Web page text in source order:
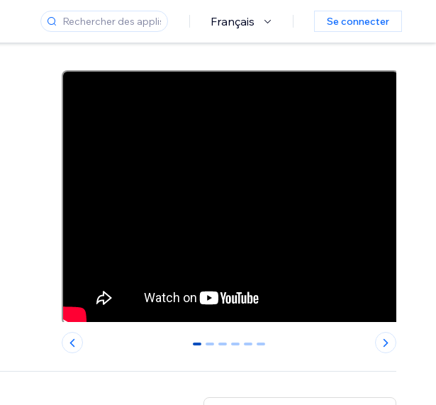
Français Se connecter
0 1 2 3 4 5